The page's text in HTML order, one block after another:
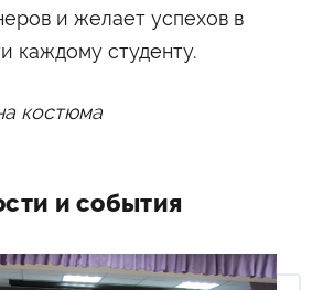
и желает успехов в
каждому студенту.
костюма
и события